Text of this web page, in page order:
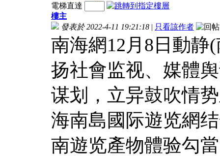
電梯直達
樓主
發表於 2022-4-11 19:21:18 | 只看該作者
南海網12月8日動静
扬社會监视、媒體
谋划，立异鼓吹情
海南島國际遊览網
南遊览產物體验勾